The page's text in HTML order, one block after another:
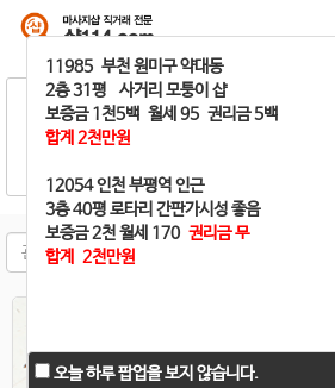
매매가 완료되어샵114로 문자나 폰
연락주시면 바로 삭제해 드립니다.
오늘 하루 팝업을 보지 않습니다.
11985 부천 원미구 약대동
2층 31평 사거리 모퉁이 샵
보증금 1천5백 월세 95 권리금 5백
합계 2천만원
12054 인천 부평역 인근
3층 40평 로타리 간판가시성 좋음
보증금 2천 월세 170권리금 무
합계 2천만원
오늘 하루 팝업을 보지 않습니다.